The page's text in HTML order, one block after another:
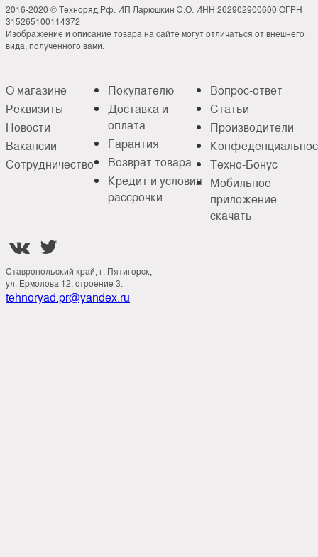
2016-2020 © Техноряд.Рф. ИП Ларюшкин Э.О. ИНН 262902900600 ОГРН
315265100114372
Изображение и описание товара на сайте могут отличаться от внешнего
вида, полученного вами.
О магазине
Реквизиты
Новости
Вакансии
Сотрудничество
Покупателю
Доставка и
оплата
Гарантия
Возврат товара
Кредит и условия
рассрочки
Вопрос-ответ
Статьи
Производители
Техно-Бонус
Мобильное
приложение
скачать
 
Ставропольский край, г. Пятигорск,
ул. Ермолова 12, строение 3.
tehnoryad.pr@yandex.ru